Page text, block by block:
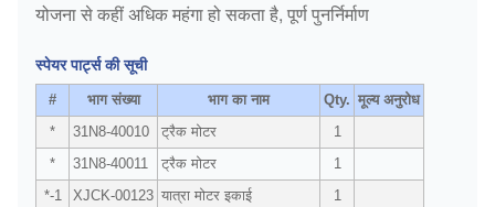
योजना से कहीं अधिक महंगा हो सकता है, पूर्ण पुनर्निर्माण
स्पेयर पार्ट्स की सूची
# भाग संख्या भाग का नाम Qty. मूल्य अनुरोध
*
31N8-40010 ट्रैक मोटर
1
*
31N8-40011 ट्रैक मोटर
1
*-1
XJCK-00123 यात्रा मोटर इकाई
1